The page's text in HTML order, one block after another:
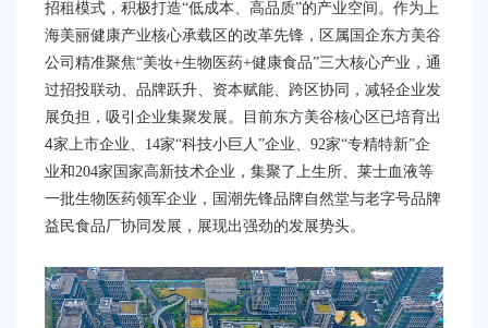
招租模式，积极打造“低成本、高品质”的产业空间。 作为上
海美丽健康产业核心承载区的改革先锋， 区属国企东方美谷
公司 精准聚焦“美妆+生物医药+健康食品”三大核心产业， 通
过招投联动、 品牌跃升、资本赋能、跨区协同， 减轻企业发
展负担， 吸引企业集聚发展。目前东方美谷核心区已培育出
4家上市企业、 14家“科技小巨人 ”企业、 92家“专精特新”企
业和204家 国家高新技术企业 ，集聚了 上生所、莱士血液等
一批生物医药领军企业，国潮先锋品牌自然堂与老字号品牌
益民食品厂协同发展， 展现出强劲的发展势头。